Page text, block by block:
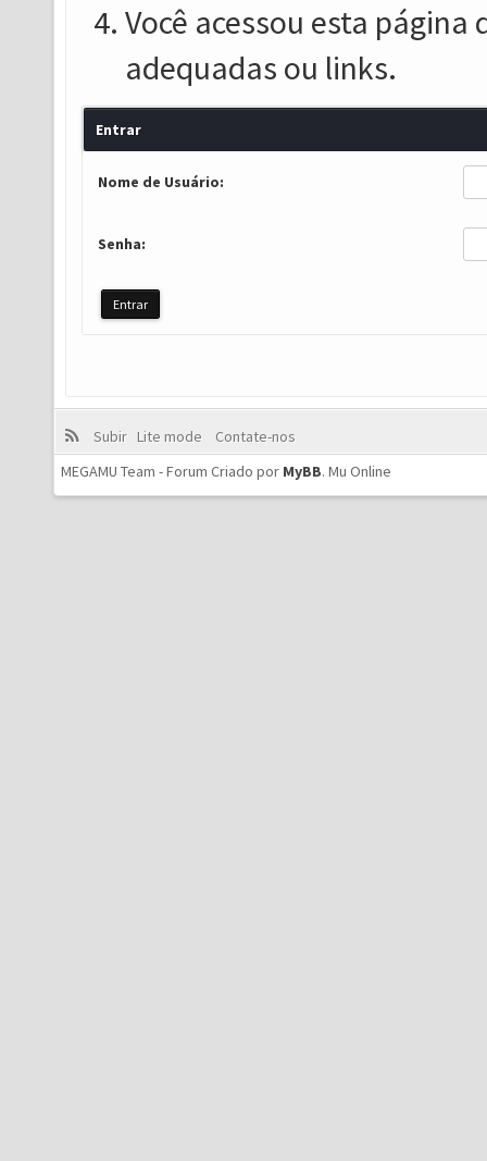
Você acessou esta
adequadas ou links.
Entrar
Nome de Usuário:
Senha:
Subir Lite mode
Contate-nos
MEGAMU Team - Forum Criado por MyBB. Mu Online